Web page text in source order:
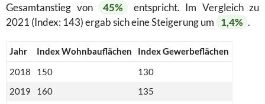
Gesamtanstieg von
45%
entspricht. Im Vergleich zu
2021 (Index: 143) ergab sich eine Steigerung um
1,4% .
Jahr Index Wohnbauflächen
Index Gewerbeflächen
2018
150
130
2019
160
135